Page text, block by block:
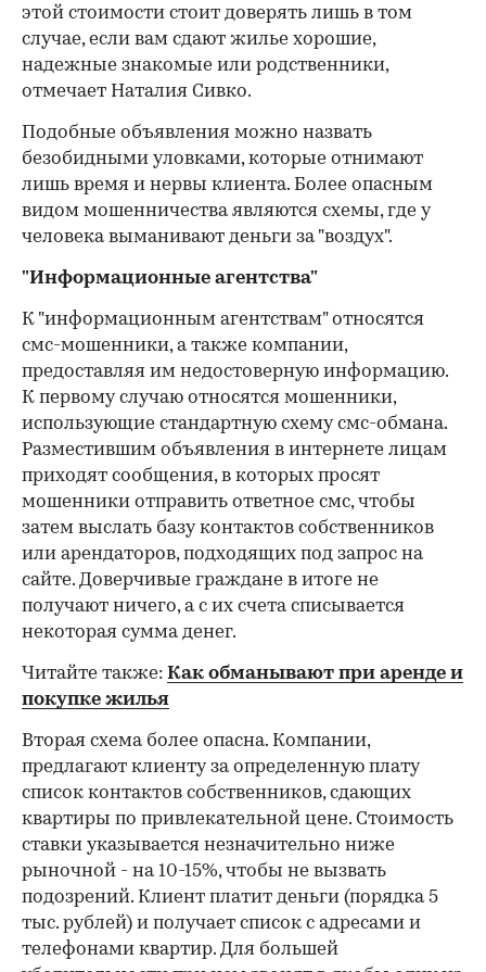
этой стоимости стоит доверять лишь в том
случае, если вам сдают жилье хорошие,
надежные знакомые или родственники,
отмечает Наталия Сивко.
Подобные объявления можно назвать
безобидными уловками, которые отнимают
лишь время и нервы клиента. Более опасным
видом мошенничества являются схемы, где у
человека выманивают деньги за "воздух".
"Информационные агентства"
К "информационным агентствам" относятся
смс-мошенники, а также компании,
предоставляя им недостоверную информацию.
К первому случаю относятся мошенники,
использующие стандартную схему смс-обмана.
Разместившим объявления в интернете лицам
приходят сообщения, в которых просят
мошенники отправить ответное смс, чтобы
затем выслать базу контактов собственников
или арендаторов, подходящих под запрос на
сайте. Доверчивые граждане в итоге не
получают ничего, а с их счета списывается
некоторая сумма денег.
Читайте также: Как обманывают при аренде и
покупке жилья
Вторая схема более опасна. Компании,
предлагают клиенту за определенную плату
список контактов собственников, сдающих
квартиры по привлекательной цене. Стоимость
ставки указывается незначительно ниже
рыночной - на 10-15%, чтобы не вызвать
подозрений. Клиент платит деньги (порядка 5
тыс. рублей) и получает список с адресами и
телефонами квартир. Для большей